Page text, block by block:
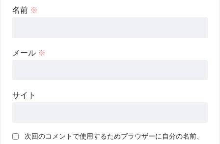
名前 ※
メール ※
サイト
次回のコメントで使用するためブラウザーに自分の名前、